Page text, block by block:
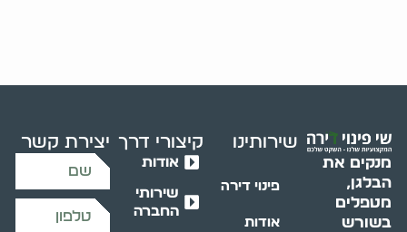
מנקים את
הבלגן,
מטפלים
בשורש
שירותינו
פינוי דירה
אודות
קיצורי דרך
אודות
שירותי
החברה
יצירת קשר